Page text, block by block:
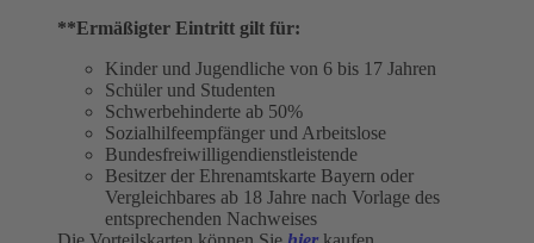
**Ermäßigter Eintritt gilt für:
Kinder und Jugendliche von 6 bis 17 Jahren
Schüler und Studenten
Schwerbehinderte ab 50%
Sozialhilfeempfänger und Arbeitslose
Bundesfreiwilligendienstleistende
Besitzer der Ehrenamtskarte Bayern oder
Vergleichbares ab 18 Jahre nach Vorlage des
entsprechenden Nachweises